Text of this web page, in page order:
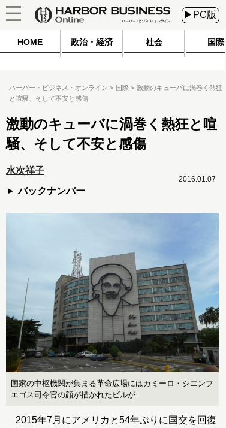
▶PC版
HOME 政治・経済 社会 国際
ハーバー・ビジネス・オンライン 国際
激動のキューバに渦巻く熱狂
と喧騒、そして不安と感傷
激動のキューバに渦巻く熱狂と喧
騒、そして不安と感傷
水次祥子
バックナンバー
2016.01.07
国家の中枢機関が集まる革命広場にはカミーロ・シエンフ
エゴス司令官の顔が描かれたビルが
2015年7月にアメリカと54年ぶりに国交を回復